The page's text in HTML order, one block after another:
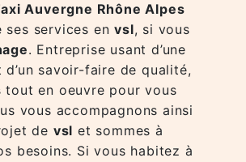
Auvergne Rhône Alpes
ses services envsl, si vous
. Entreprise usant d’une
savoir-faire de qualité,
tout en oeuvre pour vous
vous accompagnons ainsi
de vsl et sommes à
besoins. Si vous habitez à